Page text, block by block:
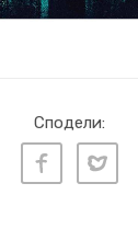
Сподели: